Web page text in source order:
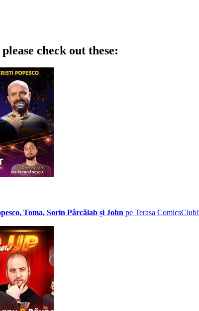
please check out these:
Toma, Sorin Pârcălab și John pe Terasa ComicsClub!